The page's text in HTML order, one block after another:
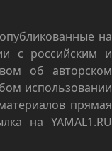
на
с российским и
об авторском
использовании
прямая
на YAMAL1.RU